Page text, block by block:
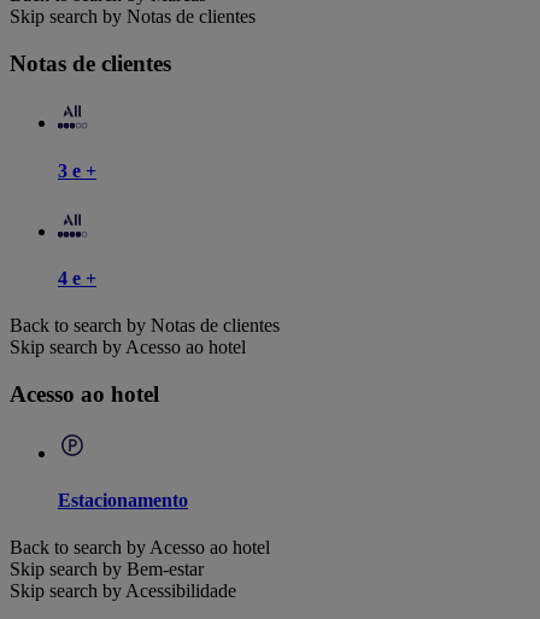
Skip search by Notas de clientes
Notas de clientes
3 e +
4 e +
Back to search by Notas de clientes
Skip search by Acesso ao hotel
Acesso ao hotel
Estacionamento
Back to search by Acesso ao hotel
Skip search by Bem-estar
Skip search by Acessibilidade